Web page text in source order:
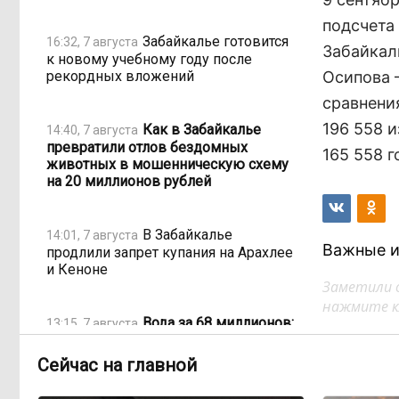
16:32, 7 августа Забайкалье готовится
к новому учебному году после
рекордных вложений
14:40, 7 августа Как в Забайкалье
превратили отлов бездомных
животных в мошенническую схему
на 20 миллионов рублей
14:01, 7 августа В Забайкалье
продлили запрет купания на Арахлее
и Кеноне
13:15, 7 августа Вода за 68 миллионов:
ТГК-14 заплатит государству за
пользование Кеноном и Ингодой
Осипова
196 558
165 558
Важные
Заметили
нажмите
Сейчас на главной